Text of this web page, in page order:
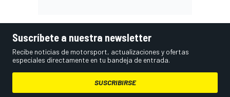
Suscríbete a nuestra newsletter
Recibe noticias de motorsport, actualizaciones y ofertas
especiales directamente en tu bandeja de entrada.
SUSCRIBIRSE